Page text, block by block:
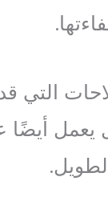
التي
يعمل أيضًا